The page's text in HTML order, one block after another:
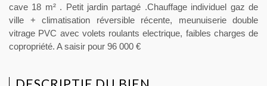
cave 18 m² . Petit jardin partagé .Chauffage individuel gaz de
ville + climatisation réversible récente, meunuiserie double
vitrage PVC avec volets roulants electrique, faibles charges de
copropriété. A saisir pour 96 000 €